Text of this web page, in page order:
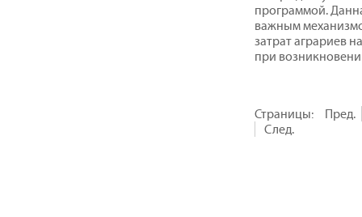
программой.
важным
затрат аграриев
при
Страницы:
Пред.
След.